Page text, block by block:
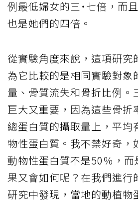
例最低婦女的三˙七倍，而
也是她們的四倍。
從實驗角度來說，這項研究
為它比較的是相同實驗對象
量、骨質流失和骨折比例。
巨大又重要，因為這些骨折
總蛋白質的攝取量上，平均
物性蛋白質。我不禁好奇，
動物性蛋白質不是50％，
果又會如何呢？在我們進行
研究中發現，當地的動植物